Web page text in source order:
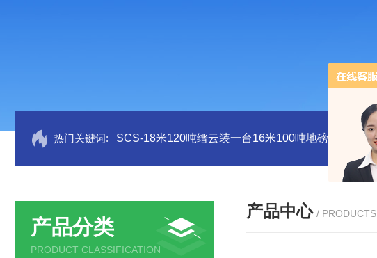
热门关键词: SCS-18米120吨缙云装一台16米100吨地磅多少钱？
产品分类
PRODUCT CLASSIFICATION
产品中心 / PRODUCTS